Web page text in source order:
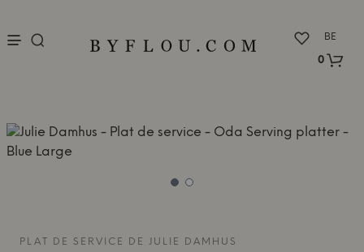
BE
0
PLAT DE SERVICE DE JULIE DAMHUS